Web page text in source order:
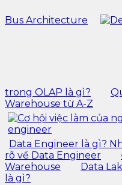
Bus Architecture
trong OLAP là gì?
Warehouse từ A-Z
Data Engineer là gì?
rõ về Data Engineer
Warehouse
Data
là gì?